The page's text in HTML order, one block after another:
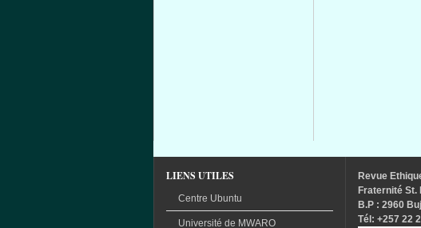
LIENS UTILES
Centre Ubuntu
Université de MWARO
Revue
Fraternité St.
B.P : 2960
Tél : +257 22